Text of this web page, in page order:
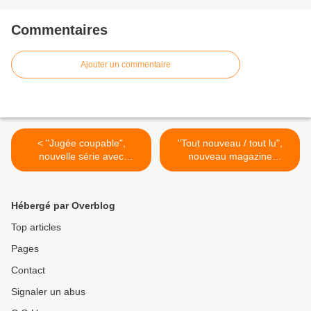
Commentaires
Ajouter un commentaire
< "Jugée coupable",
nouvelle série avec
Garance Thenault et Pierre-
"Tout nouveau / tout lu",
nouveau magazine
quotidien dès ce lundi à
Hébergé par Overblog
Top articles
Pages
Contact
Signaler un abus